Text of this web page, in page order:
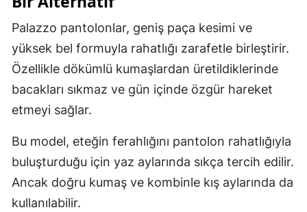
Palazzo pantolonlar, geniş paça kesimi ve
yüksek bel formuyla rahatlığı zarafetle birleştirir.
Özellikle dökümlü kumaşlardan üretildiklerinde
bacakları sıkmaz ve gün içinde özgür hareket
etmeyi sağlar.
Bu model, eteğin ferahlığını pantolon rahatlığıyla
buluşturduğu için yaz aylarında sıkça tercih edilir.
Ancak doğru kumaş ve kombinle kış aylarında da
kullanılabilir.